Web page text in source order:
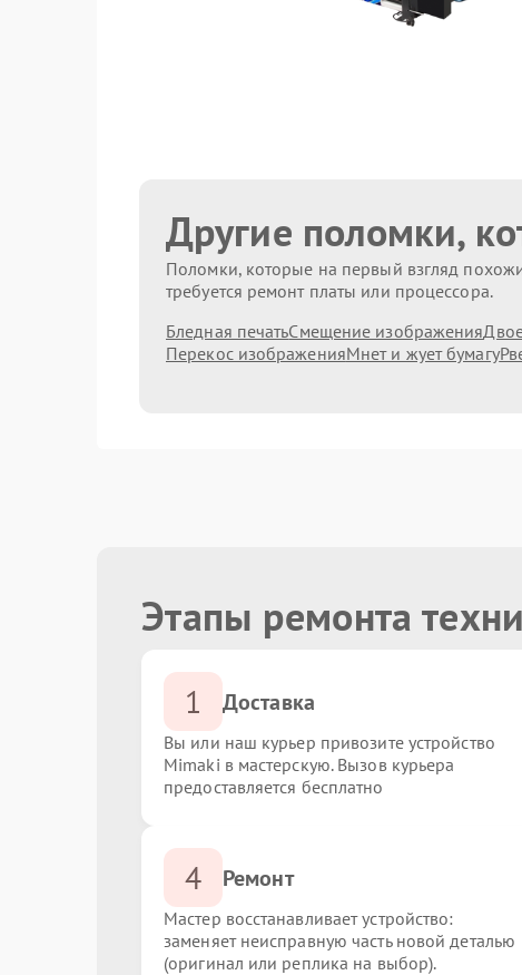
Другие поломки,
Поломки, которые на первый взгляд
требуется ремонт платы или процессора.
Бледная печатьСмещение изображения
Перекос изображенияМнет и жует бумагу
Этапы ремонта
1 Доставка
Вы или наш курьер привозите устройство
Mimaki в мастерскую. Вызов курьера
предоставляется бесплатно
4 Ремонт
Мастер восстанавливает устройство:
заменяет неисправную часть новой деталью
(оригинал или реплика на выбор).